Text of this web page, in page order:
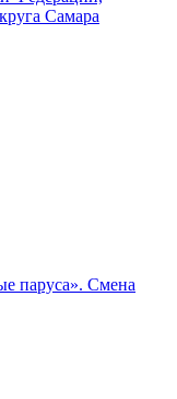
Самара
паруса». Смена